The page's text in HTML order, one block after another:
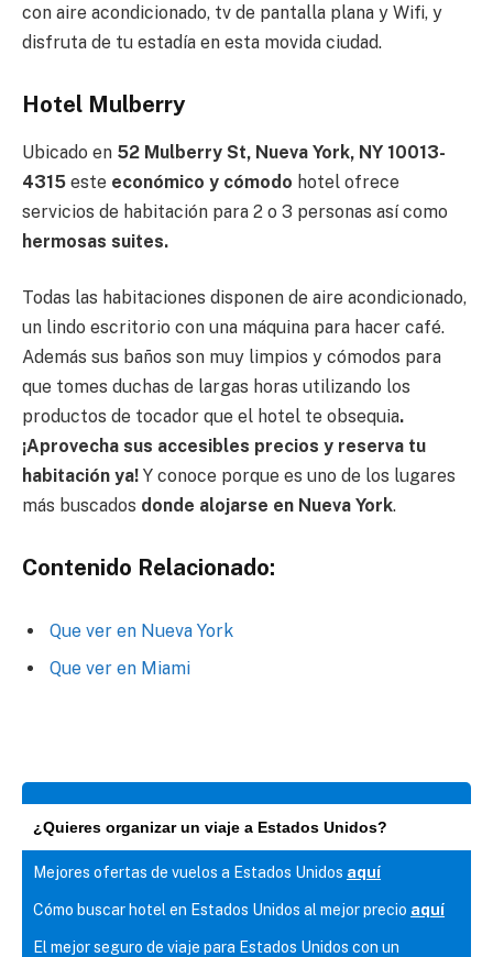
con aire acondicionado, tv de pantalla plana y Wifi, y
disfruta de tu estadía en esta movida ciudad.
Hotel Mulberry
Ubicado en 52 Mulberry St, Nueva York, NY 10013-
4315 este económico y cómodo hotel ofrece
servicios de habitación para 2 o 3 personas así como
hermosas suites.
Todas las habitaciones disponen de aire acondicionado,
un lindo escritorio con una máquina para hacer café.
Además sus baños son muy limpios y cómodos para
que tomes duchas de largas horas utilizando los
productos de tocador que el hotel te obsequia.
¡Aprovecha sus accesibles precios y reserva tu
habitación ya! Y conoce porque es uno de los lugares
más buscados donde alojarse en Nueva York.
Contenido Relacionado:
Que ver en Nueva York
Que ver en Miami
¿Quieres organizar un viaje a Estados Unidos?
Mejores ofertas de vuelos a Estados Unidos aquí
Cómo buscar hotel en Estados Unidos al mejor precio aquí
El mejor seguro de viaje para Estados Unidos con un